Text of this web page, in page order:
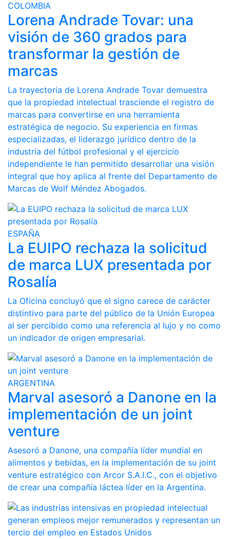
COLOMBIA
Lorena Andrade Tovar: una
visión de 360 grados para
transformar la gestión de
marcas
La trayectoria de Lorena Andrade Tovar demuestra
que la propiedad intelectual trasciende el registro de
marcas para convertirse en una herramienta
estratégica de negocio. Su experiencia en firmas
especializadas, el liderazgo jurídico dentro de la
industria del fútbol profesional y el ejercicio
independiente le han permitido desarrollar una visión
integral que hoy aplica al frente del Departamento de
Marcas de Wolf Méndez Abogados.
ESPAÑA
La EUIPO rechaza la solicitud
de marca LUX presentada por
Rosalía
La Oficina concluyó que el signo carece de carácter
distintivo para parte del público de la Unión Europea
al ser percibido como una referencia al lujo y no como
un indicador de origen empresarial.
ARGENTINA
Marval asesoró a Danone en la
implementación de un joint
venture
Asesoró a Danone, una compañía líder mundial en
alimentos y bebidas, en la implementación de su joint
venture estratégico con Arcor S.A.I.C., con el objetivo
de crear una compañía láctea líder en la Argentina.